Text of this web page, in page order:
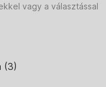
vagy a választással
(3)